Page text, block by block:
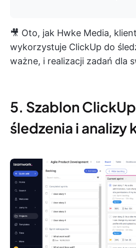
🎥 Oto, jak Hwke Media,
wykorzystuje ClickUp do
ważne, i realizacji zadań dla
5. Szablon
śledzenia i analizy